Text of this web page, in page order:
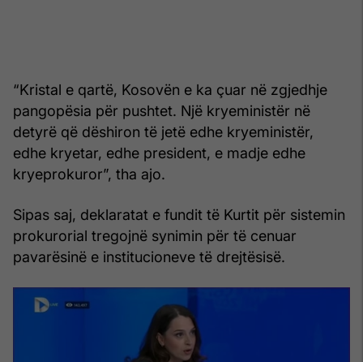
“Kristal e qartë, Kosovën e ka çuar në zgjedhje
pangopësia për pushtet. Një kryeministër në
detyrë që dëshiron të jetë edhe kryeministër,
edhe kryetar, edhe president, e madje edhe
kryeprokuror”, tha ajo.
Sipas saj, deklaratat e fundit të Kurtit për sistemin
prokurorial tregojnë synimin për të cenuar
pavarësinë e institucioneve të drejtësisë.